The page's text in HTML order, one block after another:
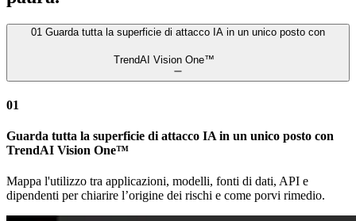
01 Guarda tutta la superficie di attacco IA in un unico posto con
TrendAI Vision One™
01
Guarda tutta la superficie di attacco IA in un unico posto con
TrendAI Vision One™
Mappa l'utilizzo tra applicazioni, modelli, fonti di dati, API e
dipendenti per chiarire l’origine dei rischi e come porvi rimedio.